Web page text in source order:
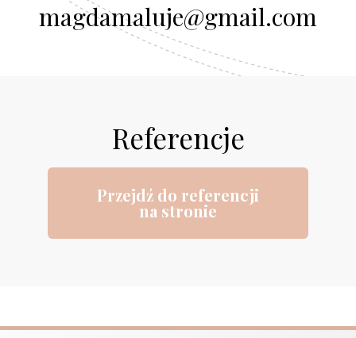
magdamaluje@gmail.com
Referencje
Przejdź do referencji
na stronie